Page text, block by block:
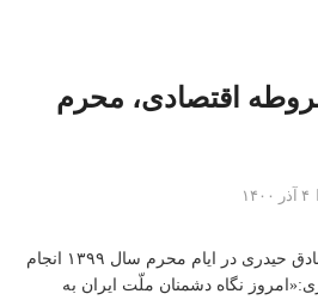
اقتصادی، محرم
این سخنرانی توسط محمد صادق حیدری در ایام محرم سال ۱۳۹۹ انجام
نگاه دشمنان ملّت ایران به